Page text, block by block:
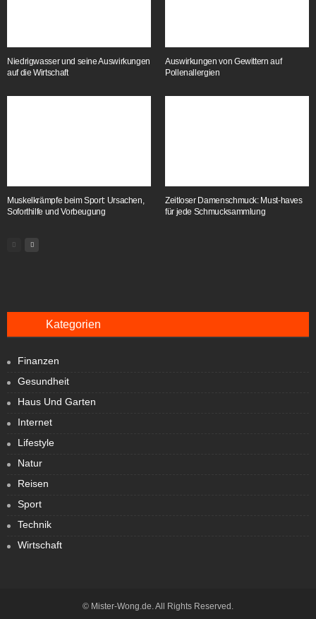
Niedrigwasser und seine Auswirkungen
auf die Wirtschaft
Auswirkungen von Gewittern auf
Pollenallergien
Muskelkrämpfe beim Sport: Ursachen,
Soforthilfe und Vorbeugung
Zeitloser Damenschmuck: Must-haves
für jede Schmucksammlung
Kategorien
Finanzen
Gesundheit
Haus Und Garten
Internet
Lifestyle
Natur
Reisen
Sport
Technik
Wirtschaft
© Mister-Wong.de. All Rights Reserved.